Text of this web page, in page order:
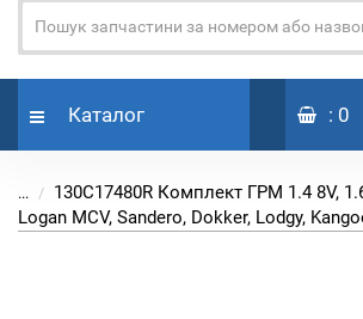
Каталог : 0
...
130C17480R Комплект ГРМ 1.4 8V,
Logan MCV, Sandero, Dokker, Lodgy,